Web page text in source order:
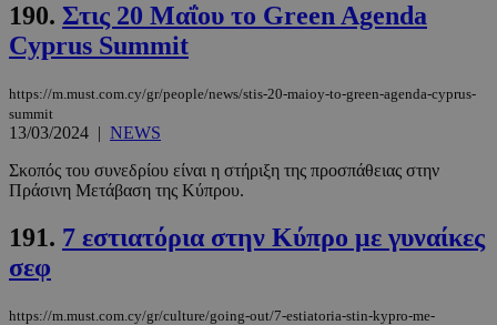
190. Στις 20 Μαΐου το Green Agenda
Cyprus Summit
https://m.must.com.cy/gr/people/news/stis-20-maioy-to-green-agenda-cyprus-
summit
13/03/2024 | NEWS
Σκοπός του συνεδρίου είναι η στήριξη της προσπάθειας στην
Πράσινη Μετάβαση της Κύπρου.
191. 7 εστιατόρια στην Κύπρο με γυναίκες
σεφ
https://m.must.com.cy/gr/culture/going-out/7-estiatoria-stin-kypro-me-